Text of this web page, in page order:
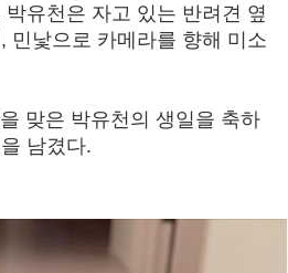
유천은 자고 있는 반려견 옆
민낯으로 카메라를 향해 미소
맞은 박유천의 생일을 축하
남겼다.